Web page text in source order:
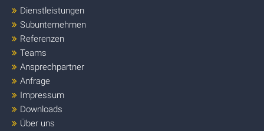
Dienstleistungen
Subunternehmen
Referenzen
Teams
Ansprechpartner
Anfrage
Impressum
Downloads
Über uns